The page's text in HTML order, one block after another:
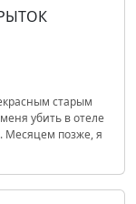
старым
убить в отеле
Месяцем позже, я